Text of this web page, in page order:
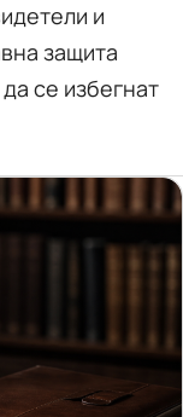
и
защита
се избегнат